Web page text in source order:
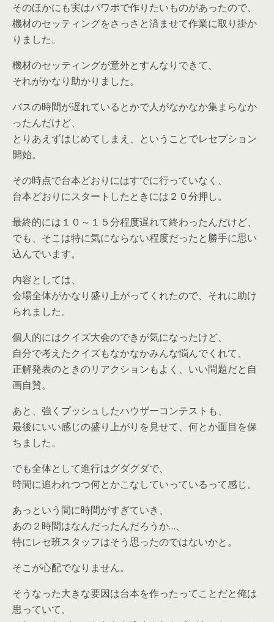
そのほかにも実はパワポで作りたいものがあったので、
機材のセッティングをさっさと済ませて作業に取り掛か
りました。
機材のセッティングが意外とすんなりできて、
それがかなり助かりました。
バスの時間が遅れているとかで人がなかなか集まらなか
ったんだけど、
とりあえずはじめてしまえ、ということでレセプション
開始。
その時点で台本どおりにはすでに行っていなく、
台本どおりにスタートしたときには２０分押し。
最終的には１０～１５分程度遅れて終わったんだけど、
でも、そこは特に気にならない程度だったと勝手に思い
込んでいます。
内容としては、
会場全体がかなり盛り上がってくれたので、それに助け
られました。
個人的にはクイズ大会のできが気になったけど、
自分で考えたクイズもなかなかみんな悩んでくれて、
正解発表のときのリアクションもよく、いい問題だと自
画自賛。
あと、強くプッシュしたハウザーコンテストも、
最後にいい感じの盛り上がりを見せて、何とか面目を保
ちました。
でも全体として進行はグダグダで、
時間に追われつつ何とかこなしていっているって感じ。
あっという間に時間がすぎていき、
あの２時間はなんだったんだろうか…、
特にレセ班スタッフはそう思ったのではないかと。
そこが心配でなりません。
そうなった大きな要因は台本を作ったってことだと俺は
思っていて、